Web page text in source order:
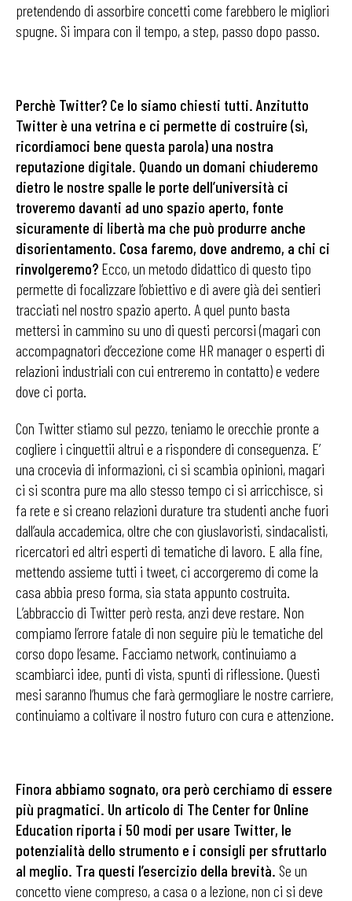
pretendendo di assorbire concetti come farebbero le migliori
spugne. Si impara con il tempo, a step, passo dopo passo.
Perchè Twitter? Ce lo siamo chiesti tutti. Anzitutto
Twitter è una vetrina e ci permette di costruire (sì,
ricordiamoci bene questa parola) una nostra
reputazione digitale. Quando un domani chiuderemo
dietro le nostre spalle le porte dell’università ci
troveremo davanti ad uno spazio aperto, fonte
sicuramente di libertà ma che può produrre anche
disorientamento. Cosa faremo, dove andremo, a chi ci
rinvolgeremo? Ecco, un metodo didattico di questo tipo
permette di focalizzare l’obiettivo e di avere già dei sentieri
tracciati nel nostro spazio aperto. A quel punto basta
mettersi in cammino su uno di questi percorsi (magari con
accompagnatori d’eccezione come HR manager o esperti di
relazioni industriali con cui entreremo in contatto) e vedere
dove ci porta.
Con Twitter stiamo sul pezzo, teniamo le orecchie pronte a
cogliere i cinguettii altrui e a rispondere di conseguenza. E’
una crocevia di informazioni, ci si scambia opinioni, magari
ci si scontra pure ma allo stesso tempo ci si arricchisce, si
fa rete e si creano relazioni durature tra studenti anche fuori
dall’aula accademica, oltre che con giuslavoristi, sindacalisti,
ricercatori ed altri esperti di tematiche di lavoro. E alla fine,
mettendo assieme tutti i tweet, ci accorgeremo di come la
casa abbia preso forma, sia stata appunto costruita.
L’abbraccio di Twitter però resta, anzi deve restare. Non
compiamo l’errore fatale di non seguire più le tematiche del
corso dopo l’esame. Facciamo network, continuiamo a
scambiarci idee, punti di vista, spunti di riflessione. Questi
mesi saranno l’humus che farà germogliare le nostre carriere,
continuiamo a coltivare il nostro futuro con cura e attenzione.
Finora abbiamo sognato, ora però cerchiamo di essere
più pragmatici. Un articolo di The Center for Online
Education riporta i 50 modi per usare Twitter, le
potenzialità dello strumento e i consigli per sfruttarlo
al meglio. Tra questi l’esercizio della brevità. Se un
concetto viene compreso, a casa o a lezione, non ci si deve